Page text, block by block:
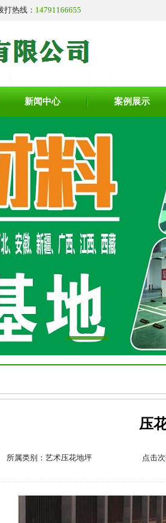
热线： 14791166655
新闻中心 案例展示
压
所属类别： 艺术压花地坪 点击